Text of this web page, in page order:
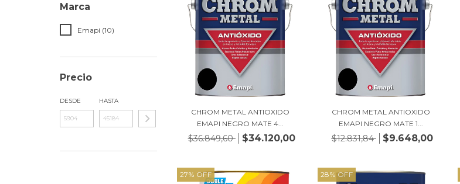
Marca
Emapi (10)
Precio
DESDE HASTA
CHROM METAL ANTIOXIDO
EMAPI NEGRO MATE 4...
$36.849,60 $34.120,00
CHROM METAL ANTIOXIDO
EMAPI NEGRO MATE 1...
$12.831,84 $9.648,00
27% OFF 28% OFF